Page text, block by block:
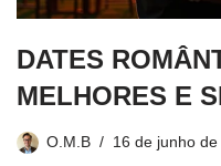
DATES
MELHORES E
O.M.B 16 de junho